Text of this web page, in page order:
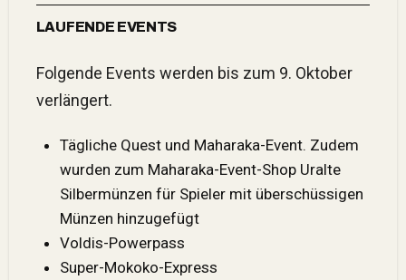
LAUFENDE EVENTS
Folgende Events werden bis zum 9. Oktober
verlängert.
Tägliche Quest und Maharaka-Event. Zudem
wurden zum Maharaka-Event-Shop Uralte
Silbermünzen für Spieler mit überschüssigen
Münzen hinzugefügt
Voldis-Powerpass
Super-Mokoko-Express